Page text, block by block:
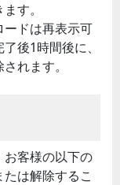
す。
ードは再表示可
後1時間後に、
れます。
お客様の以下の
は解除するこ